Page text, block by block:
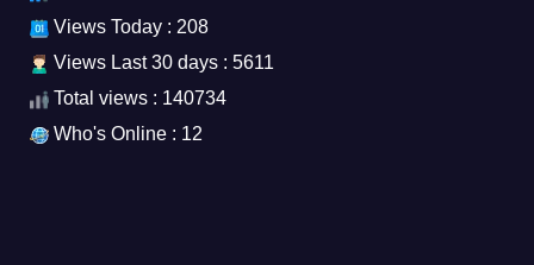
Views Today : 208
Views Last 30 days : 5611
Total views : 140734
Who's Online : 12